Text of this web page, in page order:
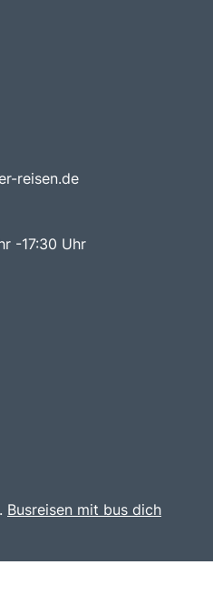
reisen.de
-17:30 Uhr
Busreisen mit bus dich